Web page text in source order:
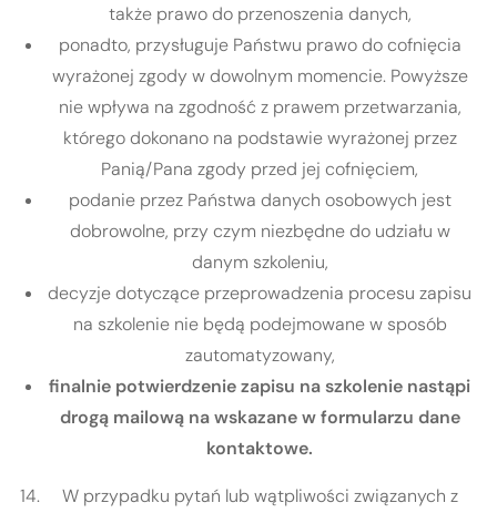
także prawo do przenoszenia danych,
ponadto, przysługuje Państwu prawo do cofnięcia
wyrażonej zgody w dowolnym momencie. Powyższe
nie wpływa na zgodność z prawem przetwarzania,
którego dokonano na podstawie wyrażonej przez
Panią/Pana zgody przed jej cofnięciem,
podanie przez Państwa danych osobowych jest
dobrowolne, przy czym niezbędne do udziału w
danym szkoleniu,
decyzje dotyczące przeprowadzenia procesu zapisu
na szkolenie nie będą podejmowane w sposób
zautomatyzowany,
finalnie potwierdzenie zapisu na szkolenie nastąpi
drogą mailową na wskazane w formularzu dane
kontaktowe.
W przypadku pytań lub wątpliwości związanych z